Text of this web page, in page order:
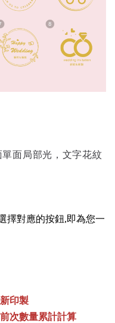
面局部光，文字花紋
擇對應的按鈕,即為您一
印製
次數量累計計算